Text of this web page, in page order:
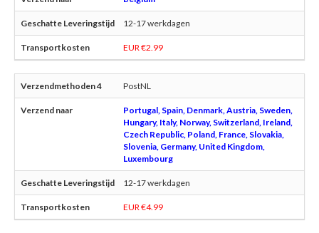
12-17 werkdagen
EUR €2.99
PostNL
Portugal, Spain, Denmark, Austria, Sweden,
Hungary, Italy, Norway, Switzerland, Ireland,
Czech Republic, Poland, France, Slovakia,
Slovenia, Germany, United Kingdom,
Luxembourg
12-17 werkdagen
EUR €4.99